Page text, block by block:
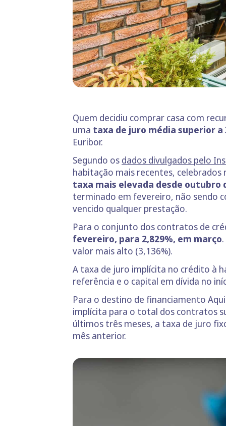
Quem decidiu comprar casa com
uma taxa de juro média superior a
Euribor.
Segundo os dados divulgados pelo
habitação mais recentes,
taxa mais elevada desde outubro
terminado em fevereiro, não sendo
vencido qualquer prestação.
Para o conjunto dos contratos de
fevereiro, para 2,829%, em março
valor mais alto (3,136%).
A taxa de juro implícita no crédito à
referência e o capital em dívida no
Para o destino de financiamento
implícita para o total dos contratos
últimos três meses, a taxa de juro
mês anterior.